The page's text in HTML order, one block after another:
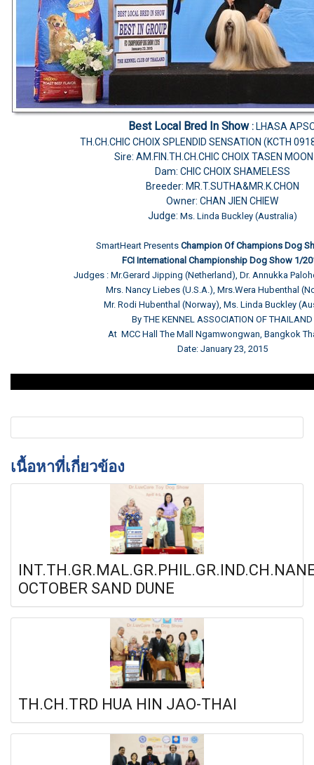
Best Local Bred In Show: LHASA
TH.CH.CHIC CHOIX SPLENDID SENSATION (KCTH
Sire: AM.FIN.TH.CH.CHIC CHOIX TASEN MOON
Dam: CHIC CHOIX SHAMELESS
Breeder: MR.T.SUTHA&MR.K.CHON
Owner: CHAN JIEN CHIEW
Judge: Ms. Linda Buckley (Australia)
SmartHeart PresentsChampion Of Champions Dog
FCI International Championship Dog Show 1/
Judges : Mr.Gerard Jipping (Netherland), Dr. Annukka
Mrs. Nancy Liebes (U.S.A.), Mrs.Wera Hubenthal
Mr. Rodi Hubenthal (Norway), Ms. Linda Buckley
By THE KENNEL ASSOCIATION OF THAILAND
At MCC Hall The Mall Ngamwongwan, Bangkok
Date: January 23, 2015
เนื้อหาที่เกี่ยวข้อง
OCTOBER SAND DUNE
TH.CH.TRD HUA HIN JAO-THAI